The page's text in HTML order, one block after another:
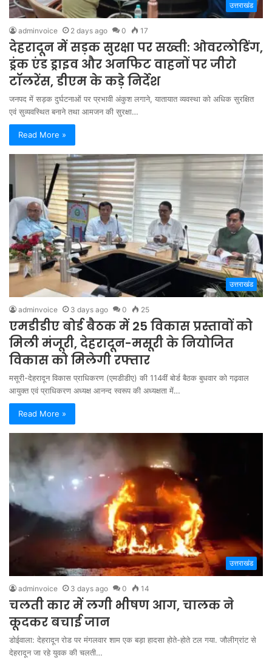
उत्तराखंड
adminvoice 2 days ago 0 17
देहरादून में सड़क सुरक्षा पर सख्ती: ओवरलोडिंग,
ड्रंक एंड ड्राइव और अनफिट वाहनों पर जीरो
टॉलरेंस, डीएम के कड़े निर्देश
जनपद में सड़क दुर्घटनाओं पर प्रभावी अंकुश लगाने, यातायात व्यवस्था को अधिक सुरक्षित
एवं सुव्यवस्थित बनाने तथा आमजन की सुरक्षा…
Read More »
उत्तराखंड
adminvoice 3 days ago 0 25
एमडीडीए बोर्ड बैठक में 25 विकास प्रस्तावों को
मिली मंजूरी, देहरादून-मसूरी के नियोजित
विकास को मिलेगी रफ्तार
मसूरी-देहरादून विकास प्राधिकरण (एमडीडीए) की 114वीं बोर्ड बैठक बुधवार को गढ़वाल
आयुक्त एवं प्राधिकरण अध्यक्ष आनन्द स्वरूप की अध्यक्षता में…
Read More »
उत्तराखंड
adminvoice 3 days ago 0 14
चलती कार में लगी भीषण आग, चालक ने
कूदकर बचाई जान
डोईवाला: देहरादून रोड पर मंगलवार शाम एक बड़ा हादसा होते-होते टल गया. जौलीग्रांट से
देहरादून जा रहे युवक की चलती…